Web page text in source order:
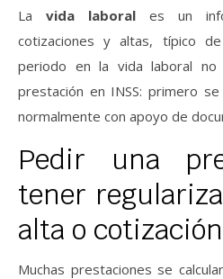
La vida laboral es un
cotizaciones y altas, típico
periodo en la vida laboral no
prestación en INSS: primero
normalmente con apoyo de
Pedir una
tener
alta o cotización
Muchas prestaciones se